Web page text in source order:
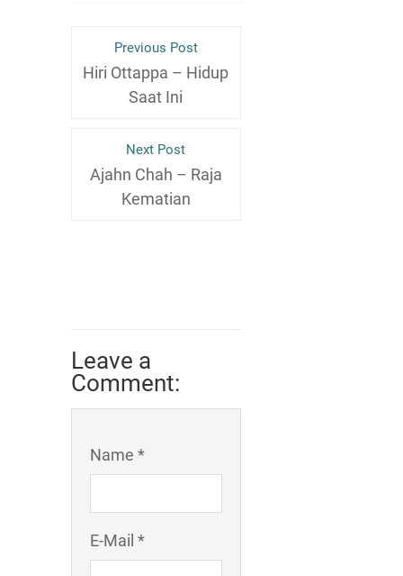
Previous Post
Hiri Ottappa – Hidup
Saat Ini
Next Post
Ajahn Chah – Raja
Kematian
Leave a
Comment:
Name *
E-Mail *